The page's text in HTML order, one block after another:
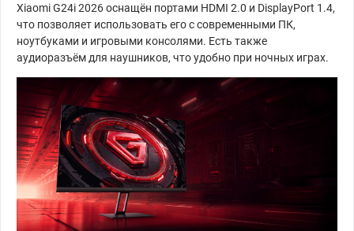
Xiaomi G24i 2026 оснащён портами HDMI 2.0 и DisplayPort 1.4,
что позволяет использовать его с современными ПК,
ноутбуками и игровыми консолями. Есть также
аудиоразъём для наушников, что удобно при ночных играх.